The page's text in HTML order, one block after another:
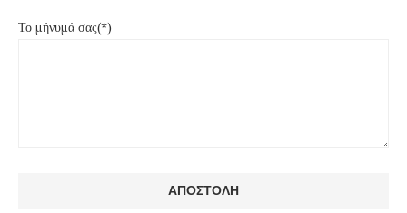
Το μήνυμά σας(*)